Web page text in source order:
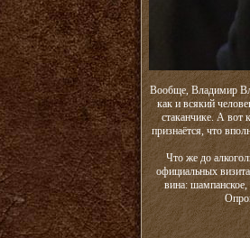
Вообще, Владимир
как и всякий
стаканчике. А вот
признаётся, что
Что же до
официальных
вина: